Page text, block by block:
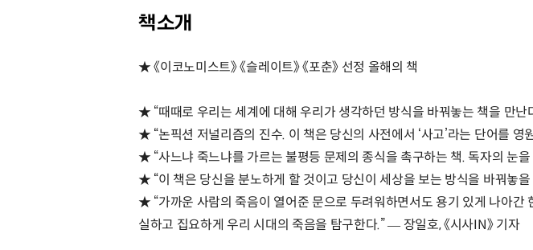
책소개
★ 《이코노미스트》 《슬레이트》 《포춘》 선정 올해의 책
★ “때때로 우리는 세계에 대해 우리가 생각하던 방식을 바꿔놓는 책을 만난
★ “논픽션 저널리즘의 진수. 이 책은 당신의 사전에서 ‘사고’라는 단어를 영
★ “사느냐 죽느냐를 가르는 불평등 문제의 종식을 촉구하는 책. 독자의 눈
★ “이 책은 당신을 분노하게 할 것이고 당신이 세상을 보는 방식을 바꿔놓
★ “가까운 사람의 죽음이 열어준 문으로 두려워하면서도 용기 있게 나아간
실하고 집요하게 우리 시대의 죽음을 탐구한다.” ― 장일호, 《시사IN》 기자